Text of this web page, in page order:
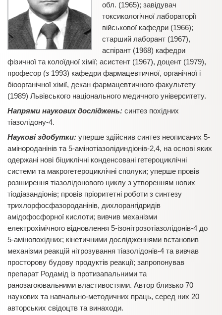
обл. (1965); завідувач
токсикологічної лабораторії
військової кафедри (1966);
старший лаборант (1967),
аспірант (1968) кафедри
фізичної та колоїдної хімії; асистент (1967), доцент (1979),
професор (з 1993) кафедри фармацевтичної, органічної і
біоорганічної хімії, декан фармацевтичного факультету
(1989) Львівського національного медичного університету.
Напрями наукових досліджень: синтез похідних
тіазолідону-4.
Наукові здобутки: уперше здійснив синтез неописаних 5-
амінороданінів та 5-амінотіазолідиндіонів-2,4, на основі яких
одержані нові біциклічні конденсовані гетероциклічні
системи та макрогетероциклічні сполуки; уперше провів
розширення тіазолідонового циклу з утворенням нових
тіодіазандіонів; провів пріоритетні роботи з синтезу
трихлорфосфазороданінів, дихлорангідридів
амідофосфорної кислоти; вивчив механізми
електрохімічного відновлення 5-ізонітрозотіазолідонів-4 до
5-амінопохідних; кінетичними дослідженнями встановив
механізми реакцій нітрозування тіазолідонів-4 та вивчав
просторову будову продуктів реакції; запропонував
препарат Родамід із протизапальними та
ранозагоювальними властивостями. Автор близько 70
наукових та навчально-методичних праць, серед них 20
авторських свідоцтв та винаходи.